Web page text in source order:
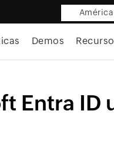
Demos
Entra ID